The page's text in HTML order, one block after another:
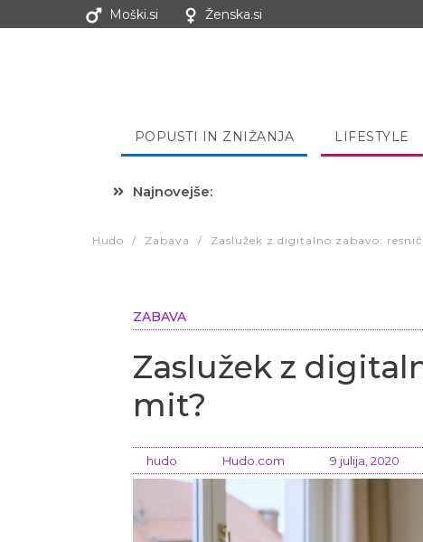
Moški.si Ženska.si
POPUSTI IN ZNIŽANJA LIFESTYLE
Najnovejše:
Hudo / Zabava / Zaslužek z digitalno zabavo:
ZABAVA
Zaslužek z
mit?
hudo Hudo.com 9 julija, 2020